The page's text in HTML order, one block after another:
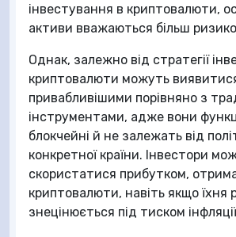
інвестування в криптовалюти,
активи вважаються більш
Однак, залежно від стратегії
криптовалюти можуть
привабливішими порівняно з
інструментами, адже вони
блокчейні й не залежать від
конкретної країни. Інвестори
скористатися прибутком,
криптовалюти, навіть якщо їхня
знецінюється під тиском